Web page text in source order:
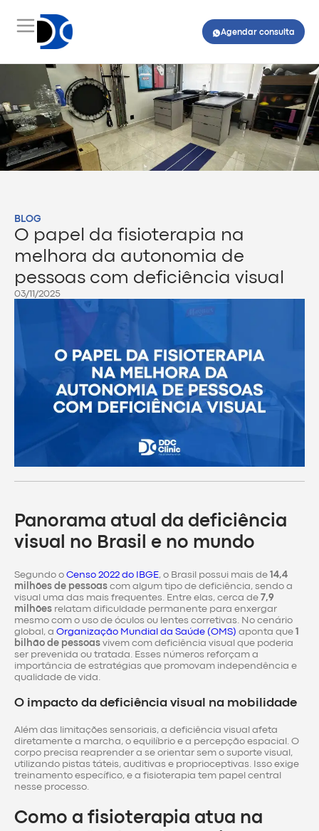
Agendar consulta
BLOG
O papel da fisioterapia na
melhora da autonomia de
pessoas com deficiência visual
03/11/2025
Panorama atual da deficiência
visual no Brasil e no mundo
Segundo o Censo 2022 do IBGE, o Brasil possui mais de 14,4
milhões de pessoas com algum tipo de deficiência, sendo a
visual uma das mais frequentes. Entre elas, cerca de 7,9
milhões relatam dificuldade permanente para enxergar
mesmo com o uso de óculos ou lentes corretivas. No cenário
global, a Organização Mundial da Saúde (OMS) aponta que 1
bilhão de pessoas vivem com deficiência visual que poderia
ser prevenida ou tratada. Esses números reforçam a
importância de estratégias que promovam independência e
qualidade de vida.
O impacto da deficiência visual na mobilidade
Além das limitações sensoriais, a deficiência visual afeta
diretamente a marcha, o equilíbrio e a percepção espacial. O
corpo precisa reaprender a se orientar sem o suporte visual,
utilizando pistas táteis, auditivas e proprioceptivas. Isso exige
treinamento específico, e a fisioterapia tem papel central
nesse processo.
Como a fisioterapia atua na